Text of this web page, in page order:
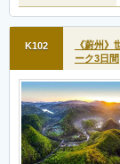
K102
《蔚州
ーク3日間